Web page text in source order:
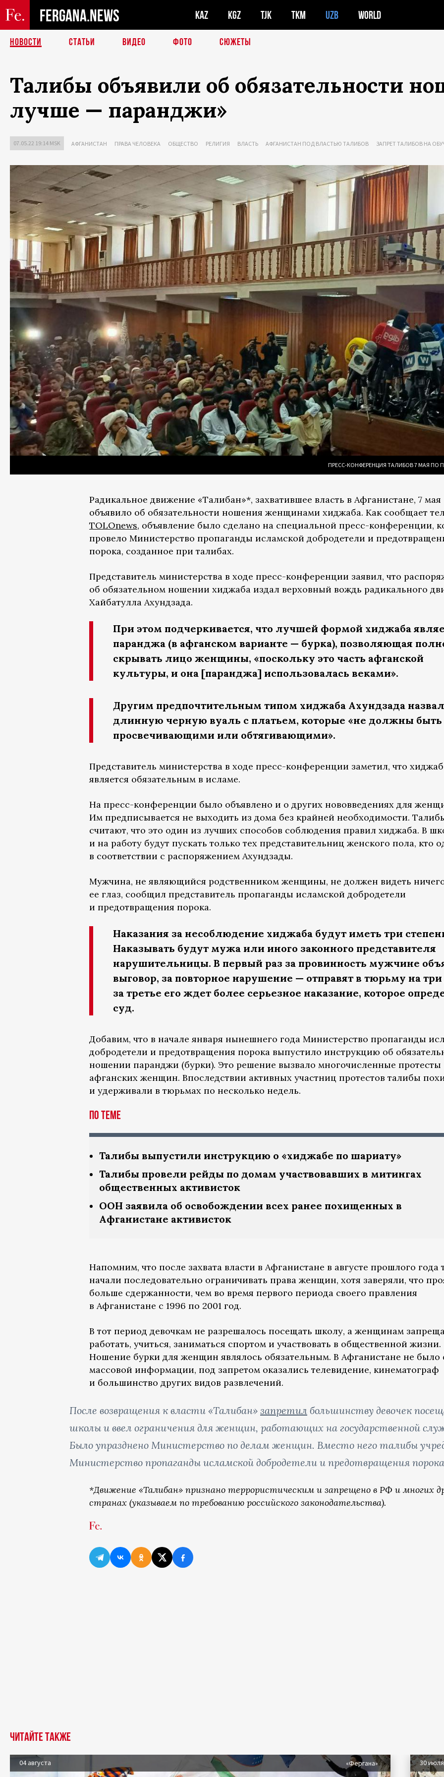
FERGANA.NEWS KAZ KGZ TJK TKM UZB WORLD
НОВОСТИ СТАТЬИ ВИДЕО ФОТО СЮЖЕТЫ
Талибы объявили об обязательности
лучше — паранджи»
07.05.22 19:14 MSK АФГАНИСТАН ПРАВА ЧЕЛОВЕКА ОБЩЕСТВО РЕЛИГИЯ ВЛАСТЬ АФГАНИСТАН ПОД ВЛАСТЬЮ ТАЛИБОВ ЗАПРЕТ ТАЛИБОВ НА
ПРЕСС-КОНФЕРЕНЦИЯ ТАЛИБОВ 7 МАЯ ПО
Радикальное движение «Талибан»*, захватившее власть в Афганистане, 7 мая
объявило об обязательности ношения женщинами хиджаба. Как сообщает
TOLOnews, объявление было сделано на специальной пресс-конференции,
провело Министерство пропаганды исламской добродетели и
порока, созданное при талибах.
Представитель министерства в ходе пресс-конференции заявил, что
об обязательном ношении хиджаба издал верховный вождь радикального
Хайбатулла Ахундзада.
При этом подчеркивается, что лучшей формой хиджаба
паранджа (в афганском варианте — бурка), позволяющая
скрывать лицо женщины, «поскольку это часть афганской
культуры, и она [паранджа] использовалась веками».
Другим предпочтительным типом хиджаба Ахундзада назвал
длинную черную вуаль с платьем, которые «не должны быть
просвечивающими или обтягивающими».
Представитель министерства в ходе пресс-конференции заметил, что хиджаб
является обязательным в исламе.
На пресс-конференции было объявлено и о других нововведениях для
Им предписывается не выходить из дома без крайней необходимости.
считают, что это один из лучших способов соблюдения правил хиджаба. В
и на работу будут пускать только тех представительниц женского пола, кто
в соответствии с распоряжением Ахундзады.
Мужчина, не являющийся родственником женщины, не должен видеть
ее глаз, сообщил представитель пропаганды исламской добродетели
и предотвращения порока.
Наказания за несоблюдение хиджаба будут иметь три
Наказывать будут мужа или иного законного представителя
нарушительницы. В первый раз за провинность мужчине
выговор, за повторное нарушение — отправят в тюрьму на
за третье его ждет более серьезное наказание, которое
суд.
Добавим, что в начале января нынешнего года Министерство пропаганды
добродетели и предотвращения порока выпустило инструкцию об
ношении паранджи (бурки). Это решение вызвало многочисленные протесты
афганских женщин. Впоследствии активных участниц протестов талибы
и удерживали в тюрьмах по несколько недель.
По теме
Талибы выпустили инструкцию о «хиджабе по шариату»
Талибы провели рейды по домам участвовавших в митингах
общественных активисток
ООН заявила об освобождении всех ранее похищенных в
Афганистане активисток
Напомним, что после захвата власти в Афганистане в августе прошлого года
начали последовательно ограничивать права женщин, хотя заверяли, что
больше сдержанности, чем во время первого периода своего правления
в Афганистане с 1996 по 2001 год.
В тот период девочкам не разрешалось посещать школу, а женщинам
работать, учиться, заниматься спортом и участвовать в общественной жизни.
Ношение бурки для женщин являлось обязательным. В Афганистане не было
массовой информации, под запретом оказались телевидение, кинематограф
и большинство других видов развлечений.
После возвращения к власти «Талибан» запретил большинству девочек
школы и ввел ограничения для женщин, работающих на государственной
Было упразднено Министерство по делам женщин. Вместо него талибы
Министерство пропаганды исламской добродетели и предотвращения
*Движение «Талибан» признано террористическим и запрещено в РФ и многих
странах (указываем по требованию российского законодательства).
Читайте также
04 августа «Фергана» 30 июля